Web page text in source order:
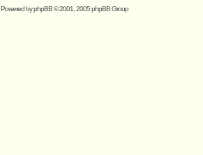
Powered byphpBB© 2001, 2005 phpBB Group